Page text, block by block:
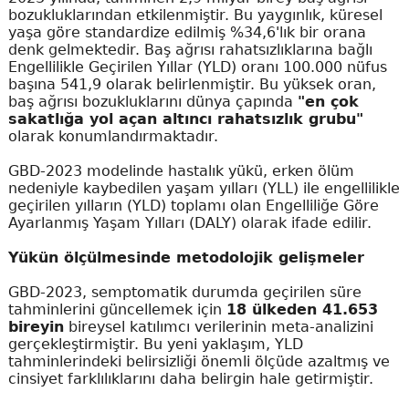
bozukluklarından etkilenmiştir. Bu yaygınlık, küresel
yaşa göre standardize edilmiş %34,6'lık bir orana
denk gelmektedir. Baş ağrısı rahatsızlıklarına bağlı
Engellilikle Geçirilen Yıllar (YLD) oranı 100.000 nüfus
başına 541,9 olarak belirlenmiştir. Bu yüksek oran,
baş ağrısı bozukluklarını dünya çapında "en çok
sakatlığa yol açan altıncı rahatsızlık grubu"
olarak konumlandırmaktadır.
GBD-2023 modelinde hastalık yükü, erken ölüm
nedeniyle kaybedilen yaşam yılları (YLL) ile engellilikle
geçirilen yılların (YLD) toplamı olan Engelliliğe Göre
Ayarlanmış Yaşam Yılları (DALY) olarak ifade edilir.
Yükün ölçülmesinde metodolojik gelişmeler
GBD-2023, semptomatik durumda geçirilen süre
tahminlerini güncellemek için 18 ülkeden 41.653
bireyinbireysel katılımcı verilerinin meta-analizini
gerçekleştirmiştir. Bu yeni yaklaşım, YLD
tahminlerindeki belirsizliği önemli ölçüde azaltmış ve
cinsiyet farklılıklarını daha belirgin hale getirmiştir.